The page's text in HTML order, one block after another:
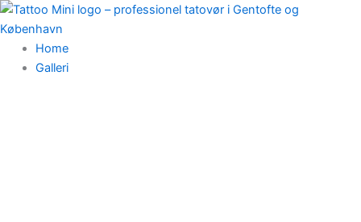
Gå
til
indholdetHome
Galleri